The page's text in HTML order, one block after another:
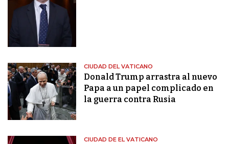
CIUDAD DEL VATICANO
Donald Trump arrastra al nuevo
Papa a un papel complicado en
la guerra contra Rusia
CIUDAD DE EL VATICANO